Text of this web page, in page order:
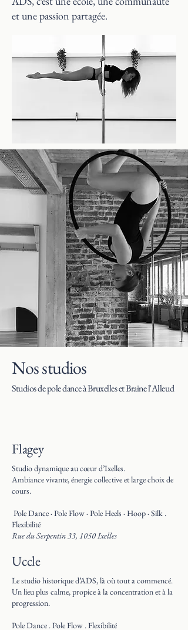
et une passion partagée.
Nos studios
Studios de pole dance à Bruxelles et Braine l'Alleud
Flagey
Studio dynamique au cœur d’Ixelles.
Ambiance vivante, énergie collective et large choix de
cours.
Pole Dance · Pole Flow · Pole Heels · Hoop · Silk .
Flexibilité
Rue du Serpentin 33, 1050 Ixelles
Uccle
Le studio historique d’ADS, là où tout a commencé.
Un lieu plus calme, propice à la concentration et à la
progression.
Pole Dance . Pole Flow . Flexibilité